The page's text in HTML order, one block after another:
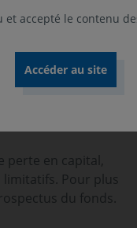
repose sur une
émettrices
soit par
engagements
de « best effort ».
perte en capital,
limitatifs. Pour plus
du fonds.
accepté le contenu